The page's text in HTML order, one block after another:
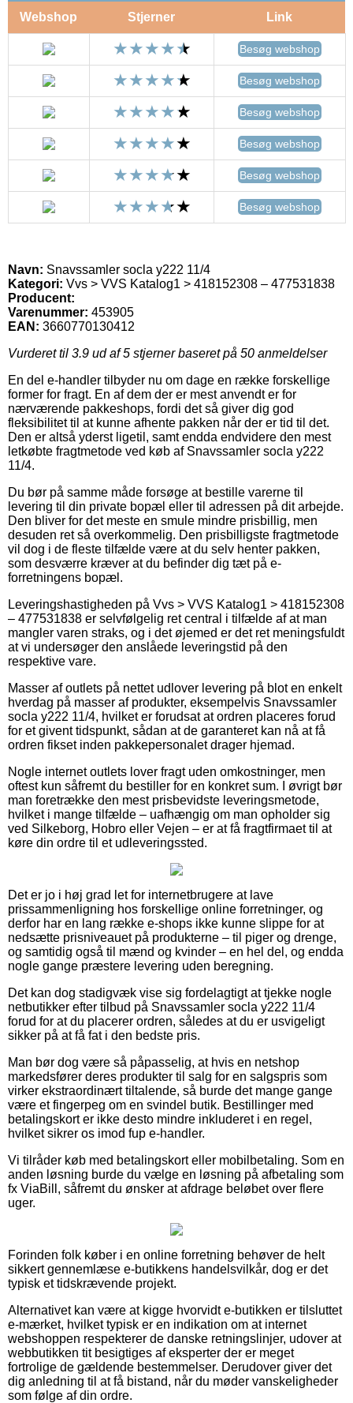
Webshop Stjerner Link
Besøg webshop
Besøg webshop
Besøg webshop
Besøg webshop
Besøg webshop
Besøg webshop
Navn: Snavssamler socla y222 11/4
Kategori: Vvs > VVS Katalog1 > 418152308 – 477531838
Producent:
Varenummer: 453905
EAN: 3660770130412
Vurderet til 3.9 ud af 5 stjerner baseret på 50 anmeldelser
En del e-handler tilbyder nu om dage en række forskellige
former for fragt. En af dem der er mest anvendt er for
nærværende pakkeshops, fordi det så giver dig god
fleksibilitet til at kunne afhente pakken når der er tid til det.
Den er altså yderst ligetil, samt endda endvidere den mest
letkøbte fragtmetode ved køb af Snavssamler socla y222
11/4.
Du bør på samme måde forsøge at bestille varerne til
levering til din private bopæl eller til adressen på dit arbejde.
Den bliver for det meste en smule mindre prisbillig, men
desuden ret så overkommelig. Den prisbilligste fragtmetode
vil dog i de fleste tilfælde være at du selv henter pakken,
som desværre kræver at du befinder dig tæt på e-
forretningens bopæl.
Leveringshastigheden på Vvs > VVS Katalog1 > 418152308
– 477531838 er selvfølgelig ret central i tilfælde af at man
mangler varen straks, og i det øjemed er det ret meningsfuldt
at vi undersøger den anslåede leveringstid på den
respektive vare.
Masser af outlets på nettet udlover levering på blot en enkelt
hverdag på masser af produkter, eksempelvis Snavssamler
socla y222 11/4, hvilket er forudsat at ordren placeres forud
for et givent tidspunkt, sådan at de garanteret kan nå at få
ordren fikset inden pakkepersonalet drager hjemad.
Nogle internet outlets lover fragt uden omkostninger, men
oftest kun såfremt du bestiller for en konkret sum. I øvrigt bør
man foretrække den mest prisbevidste leveringsmetode,
hvilket i mange tilfælde – uafhængig om man opholder sig
ved Silkeborg, Hobro eller Vejen – er at få fragtfirmaet til at
køre din ordre til et udleveringssted.
Det er jo i høj grad let for internetbrugere at lave
prissammenligning hos forskellige online forretninger, og
derfor har en lang række e-shops ikke kunne slippe for at
nedsætte prisniveauet på produkterne – til piger og drenge,
og samtidig også til mænd og kvinder – en hel del, og endda
nogle gange præstere levering uden beregning.
Det kan dog stadigvæk vise sig fordelagtigt at tjekke nogle
netbutikker efter tilbud på Snavssamler socla y222 11/4
forud for at du placerer ordren, således at du er usvigeligt
sikker på at få fat i den bedste pris.
Man bør dog være så påpasselig, at hvis en netshop
markedsfører deres produkter til salg for en salgspris som
virker ekstraordinært tiltalende, så burde det mange gange
være et fingerpeg om en svindel butik. Bestillinger med
betalingskort er ikke desto mindre inkluderet i en regel,
hvilket sikrer os imod fup e-handler.
Vi tilråder køb med betalingskort eller mobilbetaling. Som en
anden løsning burde du vælge en løsning på afbetaling som
fx ViaBill, såfremt du ønsker at afdrage beløbet over flere
uger.
Forinden folk køber i en online forretning behøver de helt
sikkert gennemlæse e-butikkens handelsvilkår, dog er det
typisk et tidskrævende projekt.
Alternativet kan være at kigge hvorvidt e-butikken er tilsluttet
e-mærket, hvilket typisk er en indikation om at internet
webshoppen respekterer de danske retningslinjer, udover at
webbutikken tit besigtiges af eksperter der er meget
fortrolige de gældende bestemmelser. Derudover giver det
dig anledning til at få bistand, når du møder vanskeligheder
som følge af din ordre.